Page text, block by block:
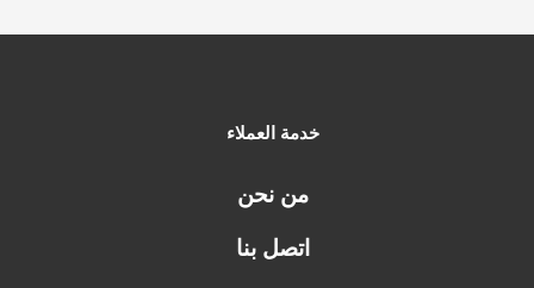
خدمة العملاء
من نحن
اتصل بنا